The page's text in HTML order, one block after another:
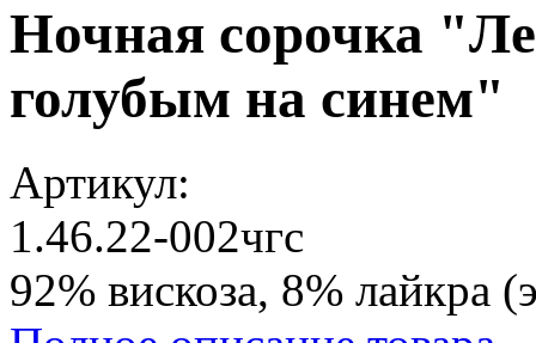
Ночная сорочка
голубым на синем"
Артикул:
1.46.22-002чгс
92% вискоза, 8% лайкра